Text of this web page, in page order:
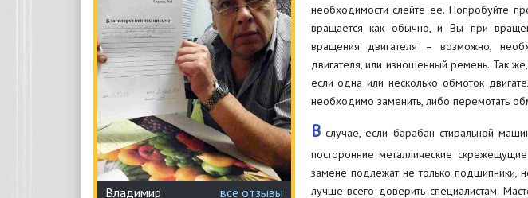
Владимир все отзывы
необходимости слейте ее. Попробуйте
вращается как обычно, и Вы при
вращения двигателя – возможно,
двигателя, или изношенный ремень. Так
если одна или несколько обмоток
необходимо заменить, либо перемотать
Вслучае, если барабан стиральной
посторонние металлические
замене подлежат не только подшипники,
лучше всего доверить специалистам.